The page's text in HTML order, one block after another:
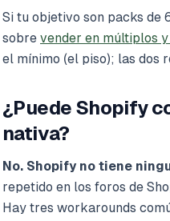
Si tu objetivo son packs de
sobre vender en múltiplos
el mínimo (el piso); las dos
¿Puede Shopify
nativa?
No. Shopify no tiene
repetido en los foros de
Hay tres workarounds